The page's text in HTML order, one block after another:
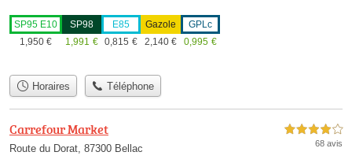
SP95 E10
1,950 €
SP98
1,991 €
E85
0,815 €
Gazole
2,140 €
GPLc
0,995 €
Horaires Téléphone
Carrefour Market
Route du Dorat, 87300 Bellac
4,0 étoiles sur 5
68 avis